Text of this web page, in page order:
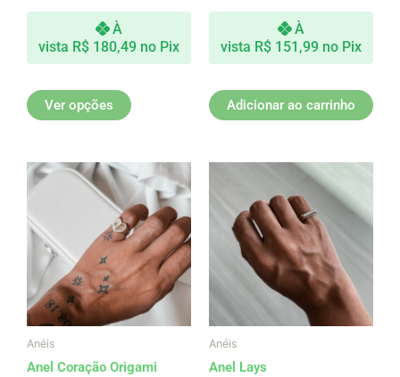
À
vista R$ 180,49 no Pix
Ver opções
À
vista R$ 151,99 no Pix
Adicionar ao carrinho
Anéis
Anel Coração Origami
Anéis
Anel Lays